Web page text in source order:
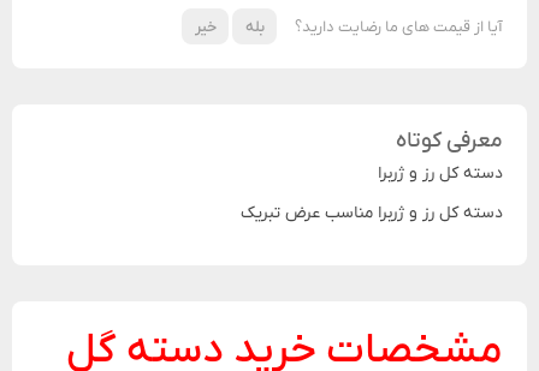
آیا از قیمت های ما رضایت دارید؟ بله خیر
معرفی کوتاه
دسته کل رز و ژربرا
دسته کل رز و ژربرا مناسب عرض تبریک
مشخصات خرید دسته گل